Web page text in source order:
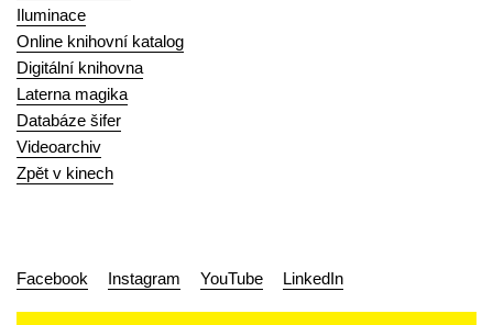
Iluminace
Online knihovní katalog
Digitální knihovna
Laterna magika
Databáze šifer
Videoarchiv
Zpět v kinech
Facebook Instagram YouTube LinkedIn